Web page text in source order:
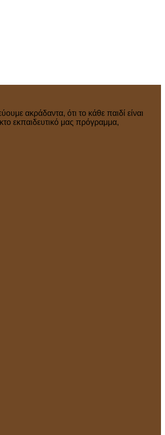
ακράδαντα, ότι το κάθε παιδί είναι
εκπαιδευτικό μας πρόγραμμα,